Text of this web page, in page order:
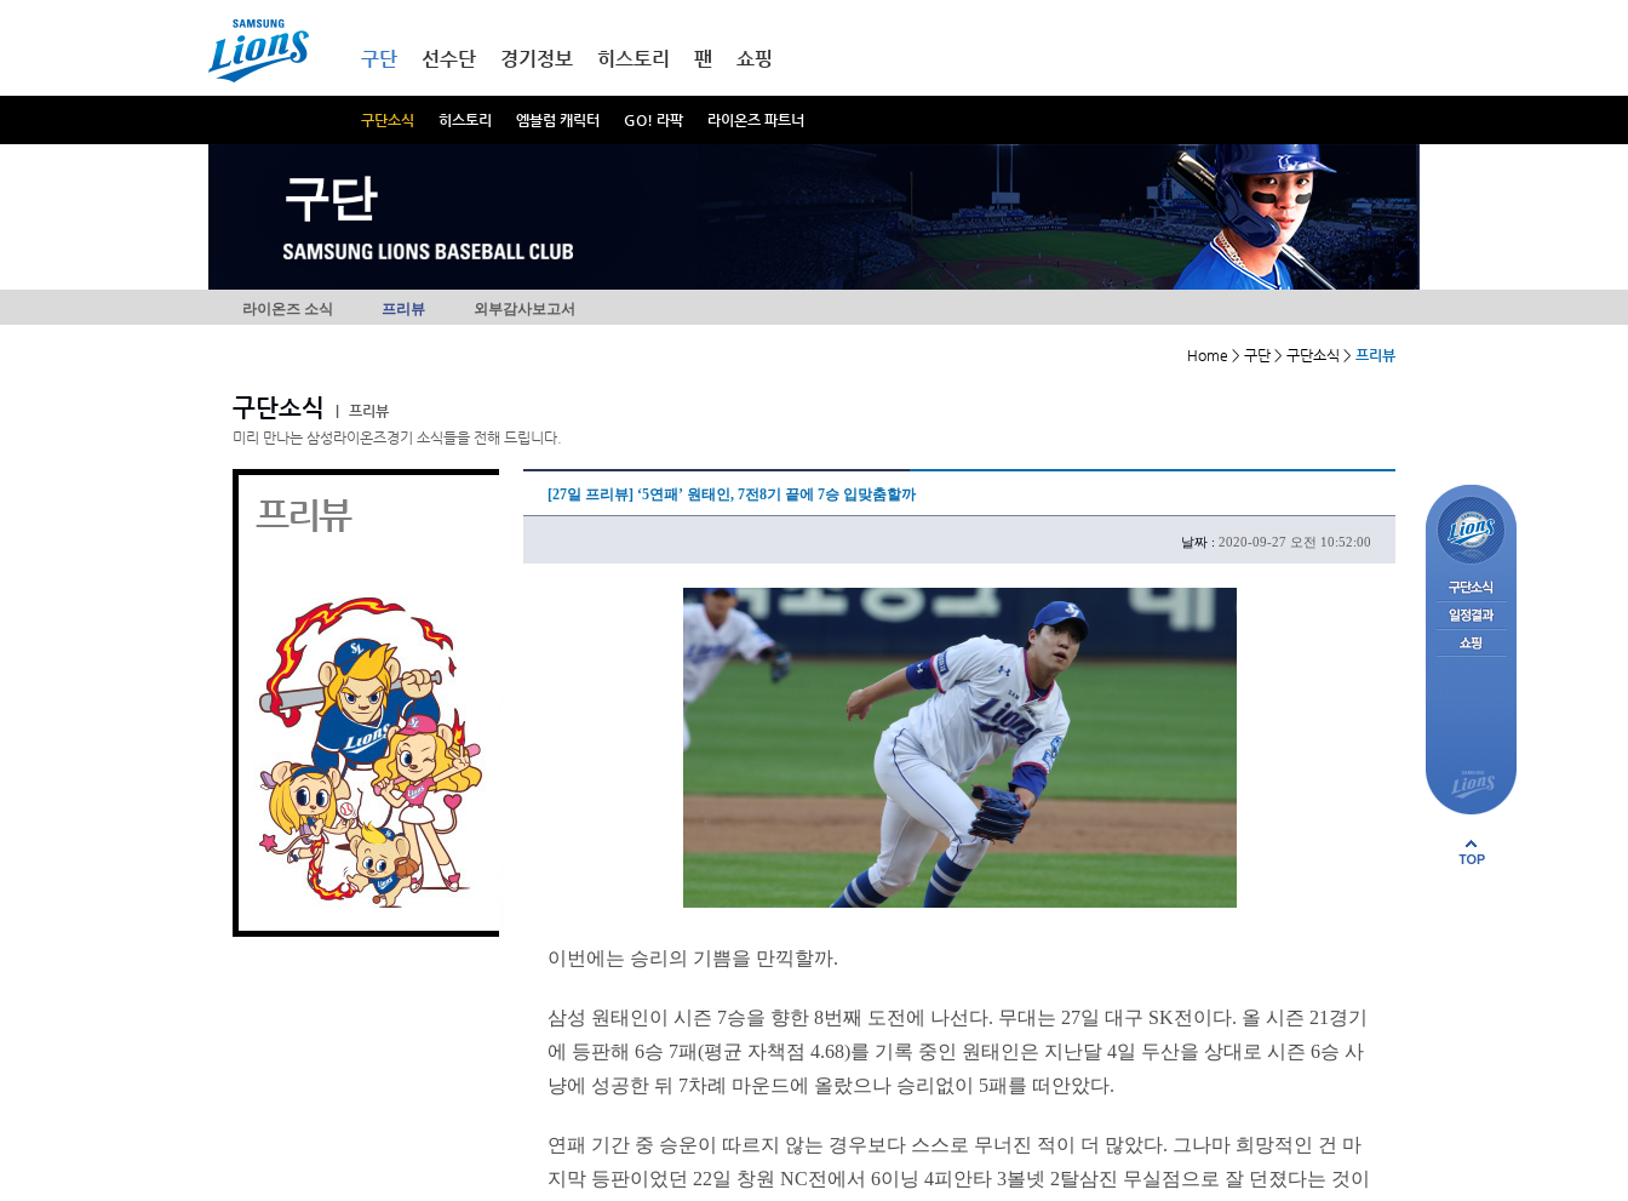
구단
구단소식 히스토리 엠블럼 캐릭터 GO! 라팍 라이온즈 파트너
선수단 경기정보 히스토리 팬 쇼핑
구단
라이온즈 소식 프리뷰 외부감사보고서
Home > 구단 > 구단소식 > 프리뷰
구단소식
프리뷰
미리 만나는 삼성라이온즈경기 소식들을 전해 드립니다.
프리뷰 [27일 프리뷰] ‘5연패’ 원태인, 7전8기 끝에 7승 입맞춤할까
날짜 : 2020-09-27 오전 10:52:00
이번에는 승리의 기쁨을 만끽할까.
삼성 원태인이 시즌 7승을 향한 8번째 도전에 나선다. 무대는 27일 대구 SK전이다. 올 시즌 21경기
에 등판해 6승 7패(평균 자책점 4.68)를 기록 중인 원태인은 지난달 4일 두산을 상대로 시즌 6승 사
냥에 성공한 뒤 7차례 마운드에 올랐으나 승리없이 5패를 떠안았다.
연패 기간 중 승운이 따르지 않는 경우보다 스스로 무너진 적이 더 많았다. 그나마 희망적인 건 마
지막 등판이었던 22일 창원 NC전에서 6이닝 4피안타 3볼넷 2탈삼진 무실점으로 잘 던졌다는 것이